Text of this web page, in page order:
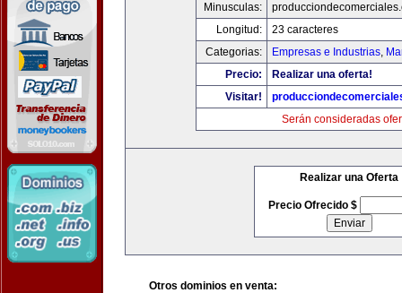
Minusculas:
Longitud:
23 caracteres
Categorias:
Empresas e Industrias,
Precio:
Realizar una oferta!
Visitar!
Serán consideradas
Realizar una Oferta
Precio Ofrecido $
Otros dominios en venta: